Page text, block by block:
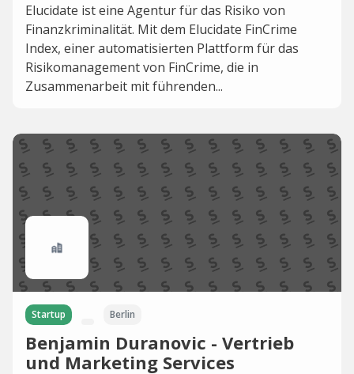
Elucidate ist eine Agentur für das Risiko von
Finanzkriminalität. Mit dem Elucidate FinCrime
Index, einer automatisierten Plattform für das
Risikomanagement von FinCrime, die in
Zusammenarbeit mit führenden...
Startup Berlin
Benjamin Duranovic - Vertrieb
und Marketing Services